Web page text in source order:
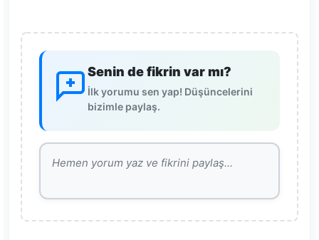
Senin de fikrin var mı?
İlk yorumu sen yap! Düşüncelerini
bizimle paylaş.